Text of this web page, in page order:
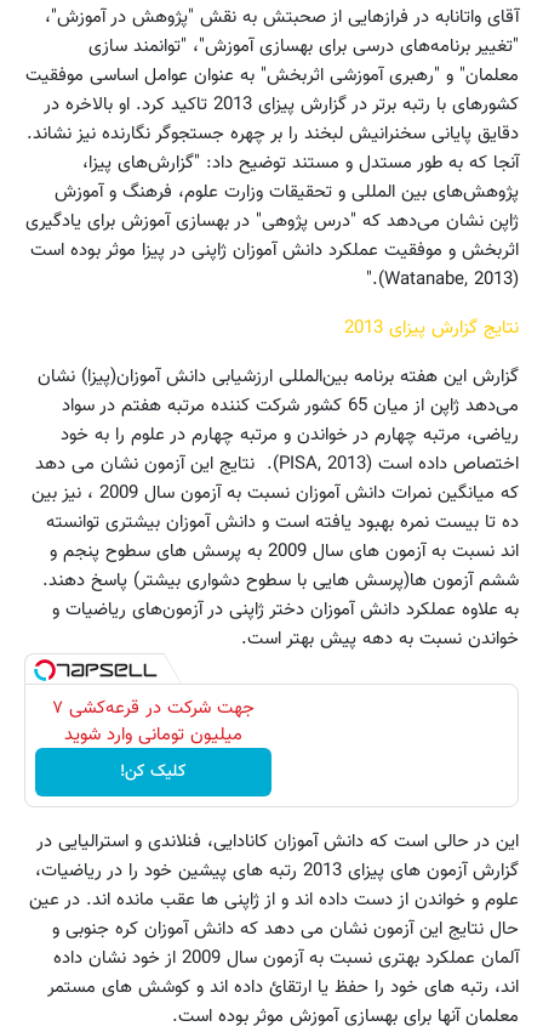
آقای واتانابه در فرازهایی از صحبتش به نقش "پژوهش در آموزش"،
"تغییر برنامه‌های درسی برای بهسازی آموزش"، "توانمند سازی
معلمان" و "رهبری آموزشی اثربخش" به عنوان عوامل اساسی موفقیت
کشورهای با رتبه برتر در گزارش پیزای 2013 تاکید کرد. او بالاخره در
دقایق پایانی سخنرانیش لبخند را بر چهره جستجوگر نگارنده نیز نشاند.
آنجا که به طور مستدل و مستند توضیح داد: "گزارش‌های پیزا،
پژوهش‌های بین المللی و تحقیقات وزارت علوم، فرهنگ و آموزش
ژاپن نشان می‌دهد که "درس پژوهی" در بهسازی آموزش برای یادگیری
اثربخش و موفقیت عملکرد دانش آموزان ژاپنی در پیزا موثر بوده است
(Watanabe, 2013)."
نتایج گزارش پیزای 2013
گزارش این هفته برنامه بین‌المللی ارزشیابی دانش آموزان(پیزا) نشان
می‌دهد ژاپن از میان 65 کشور شرکت کننده مرتبه هفتم در سواد
ریاضی، مرتبه چهارم در خواندن و مرتبه چهارم در علوم را به خود
اختصاص داده است (PISA, 2013). نتایج این آزمون نشان می دهد
که میانگین نمرات دانش آموزان نسبت به آزمون سال 2009 ، نیز بین
ده تا بیست نمره بهبود یافته است و دانش آموزان بیشتری توانسته
اند نسبت به آزمون های سال 2009 به پرسش های سطوح پنجم و
ششم آزمون ها(پرسش هایی با سطوح دشواری بیشتر) پاسخ دهند.
به علاوه عملکرد دانش آموزان دختر ژاپنی در آزمون‌های ریاضیات و
خواندن نسبت به دهه پیش بهتر است.
جهت شرکت در قرعه‌کشی ۷
میلیون تومانی وارد شوید
کلیک کن!
این در حالی است که دانش آموزان کانادایی، فنلاندی و استرالیایی در
گزارش آزمون های پیزای 2013 رتبه های پیشین خود را در ریاضیات،
علوم و خواندن از دست داده اند و از ژاپنی ها عقب مانده اند. در عین
حال نتایج این آزمون نشان می دهد که دانش آموزان کره جنوبی و
آلمان عملکرد بهتری نسبت به آزمون سال 2009 از خود نشان داده
اند، رتبه های خود را حفظ یا ارتقائ داده اند و کوشش های مستمر
معلمان آنها برای بهسازی آموزش موثر بوده است.